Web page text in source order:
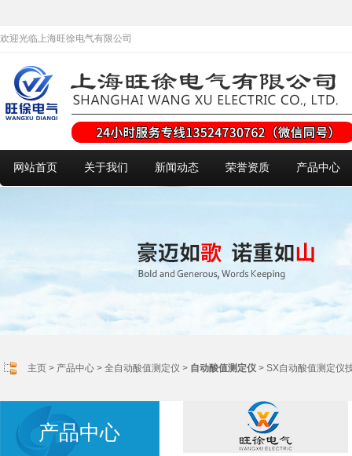
欢迎光临上海旺徐电气有限公司
网站首页 关于我们 新闻动态 荣誉资质 产品中心
主页 > 产品中心 > 全自动酸值测定仪 > 自动酸值测定仪 > SX自动酸值测定仪
产品中心